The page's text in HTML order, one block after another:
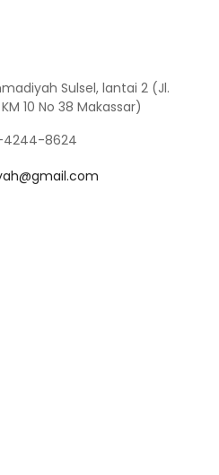
Sulsel, lantai 2 (Jl.
10 No 38 Makassar)
4244-8624